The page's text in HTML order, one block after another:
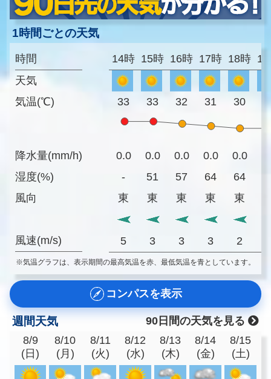
1時間ごとの天気
時間
天気
気温(℃)
降水量(mm/h)
湿度(%)
風向
風速(m/s)
14時 15時 16時 17時 18時
33 33 32 31 30
0.0 0.0 0.0 0.0 0.0
-
51 57 64 64
東
東 東 東 東
5 3 3 3 2
※気温グラフは、表示期間の最高気温を赤、最低気温を青としています。
コンパスを表示
週間天気
90日間の天気を見る
8/9
(日)
8/10
(月)
8/11
(火)
8/12
(水)
8/13
(木)
8/14
(金)
8/15
(土)